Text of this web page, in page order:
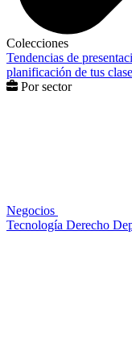
Colecciones
Tendencias de
planificación de tus
Por sector
Negocios
Tecnología Derecho